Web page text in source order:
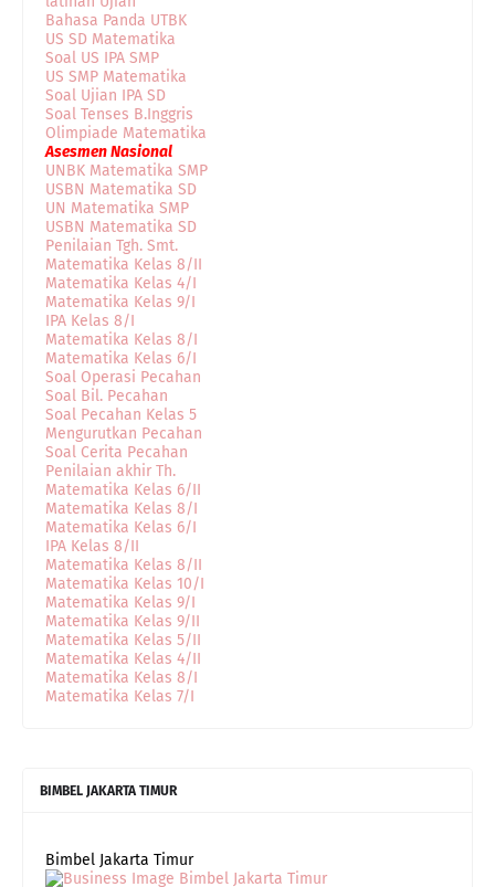
Bahasa Panda UTBK
US SD Matematika
Soal US IPA SMP
US SMP Matematika
Soal Ujian IPA SD
Soal Tenses B.Inggris
Olimpiade Matematika
Asesmen Nasional
UNBK Matematika SMP
USBN Matematika SD
UN Matematika SMP
USBN Matematika SD
Penilaian Tgh. Smt.
Matematika Kelas 8/II
Matematika Kelas 4/I
Matematika Kelas 9/I
IPA Kelas 8/I
Matematika Kelas 8/I
Matematika Kelas 6/I
Soal Operasi Pecahan
Soal Bil. Pecahan
Soal Pecahan Kelas 5
Mengurutkan Pecahan
Soal Cerita Pecahan
Penilaian akhir Th.
Matematika Kelas 6/II
Matematika Kelas 8/I
Matematika Kelas 6/I
IPA Kelas 8/II
Matematika Kelas 8/II
Matematika Kelas 10/I
Matematika Kelas 9/I
Matematika Kelas 9/II
Matematika Kelas 5/II
Matematika Kelas 4/II
Matematika Kelas 8/I
Matematika Kelas 7/I
BIMBEL JAKARTA TIMUR
Bimbel Jakarta Timur